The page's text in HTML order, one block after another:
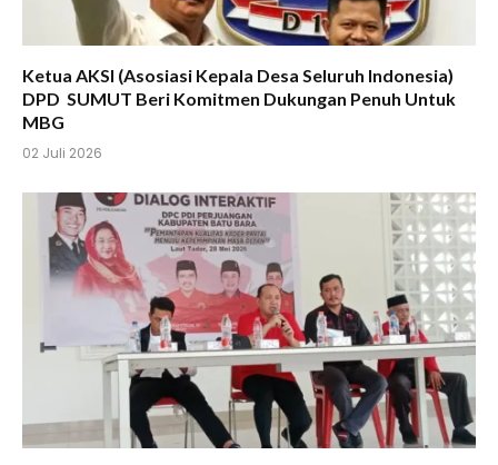
Ketua AKSI (Asosiasi Kepala Desa Seluruh Indonesia)
DPD SUMUT Beri Komitmen Dukungan Penuh Untuk
MBG
02 Juli 2026